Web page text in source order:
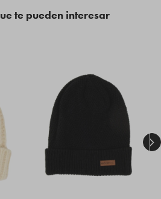
te pueden interesar
